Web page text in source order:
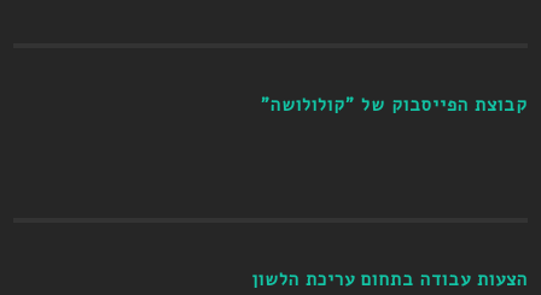
קבוצת הפייסבוק של "קולולושה"
הצעות עבודה בתחום עריכת הלשון